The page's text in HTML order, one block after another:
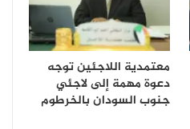
معتمدية اللاجئين توجه
دعوة مهمة إلى لاجئي
جنوب السودان بالخرطوم